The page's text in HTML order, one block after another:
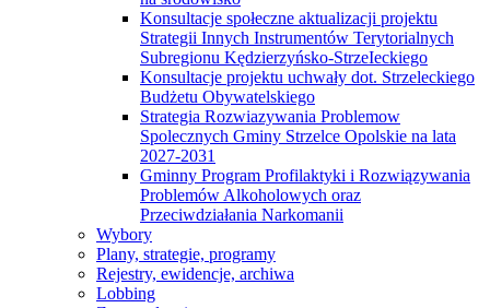
Konsultacje społeczne aktualizacji projektu
Strategii Innych Instrumentów Terytorialnych
Subregionu Kędzierzyńsko-StrzeIeckiego
Konsultacje projektu uchwały dot. Strzeleckiego
Budżetu Obywatelskiego
Strategia Rozwiazywania Problemow
Spolecznych Gminy Strzelce Opolskie na lata
2027-2031
Gminny Program Profilaktyki i Rozwiązywania
Problemów Alkoholowych oraz
Przeciwdziałania Narkomanii
Wybory
Plany, strategie, programy
Rejestry, ewidencje, archiwa
Lobbing